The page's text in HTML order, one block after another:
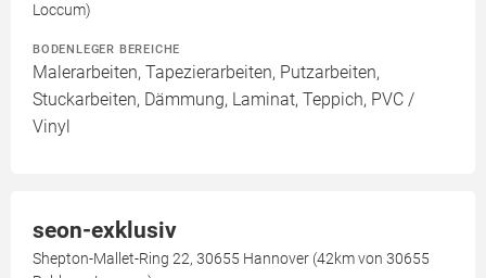
Loccum)
BODENLEGER BEREICHE
Malerarbeiten, Tapezierarbeiten, Putzarbeiten,
Stuckarbeiten, Dämmung, Laminat, Teppich, PVC /
Vinyl
seon-exklusiv
Shepton-Mallet-Ring 22, 30655 Hannover (42km von 30655